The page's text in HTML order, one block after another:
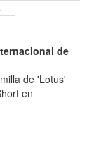
de
de 'Lotus'
en